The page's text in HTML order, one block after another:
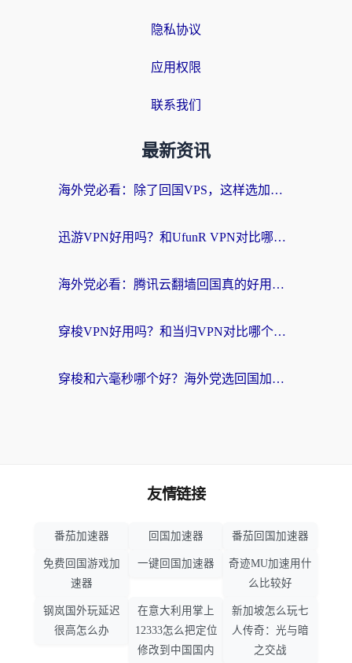
隐私协议
应用权限
联系我们
最新资讯
海外党必看：除了回国VPS，这样选加速器也能无缝刷国内资源？
迅游VPN好用吗？和UfunR VPN对比哪个回国效果更好？海外党亲测避坑指南
海外党必看：腾讯云翻墙回国真的好用吗？+ 3步选对回国加速器指南
穿梭VPN好用吗？和当归VPN对比哪个回国效果更好？海外党亲测实用指南
穿梭和六毫秒哪个好？海外党选回国加速器的避坑指南，附番茄加速器实测
友情链接
番茄加速器 回国加速器 番茄回国加速器
免费回国游戏加
速器
一键回国加速器
奇迹MU加速用什
么比较好
钢岚国外玩延迟
很高怎么办
在意大利用掌上
12333怎么把定位
修改到中国国内
新加坡怎么玩七
人传奇：光与暗
之交战